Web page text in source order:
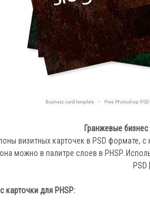
Гранжевые
визитных карточек в PSD
можно в палитре слоев в PHSP.
PSD
карточки для PHSP: